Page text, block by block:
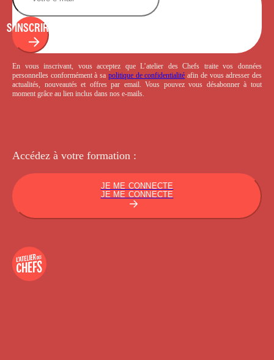
S'INSCRIRE
En vous inscrivant, vous acceptez que L’atelier des Chefs traite vos données
personnelles conformément à sa politique de confidentialité afin de vous adresser des
actualités, nouveautés et offres par email. Vous pouvez vous désabonner à tout
moment grâce au lien inclus dans nos e-mails.
Accédez à votre formation :
JE ME CONNECTE
JE ME CONNECTE